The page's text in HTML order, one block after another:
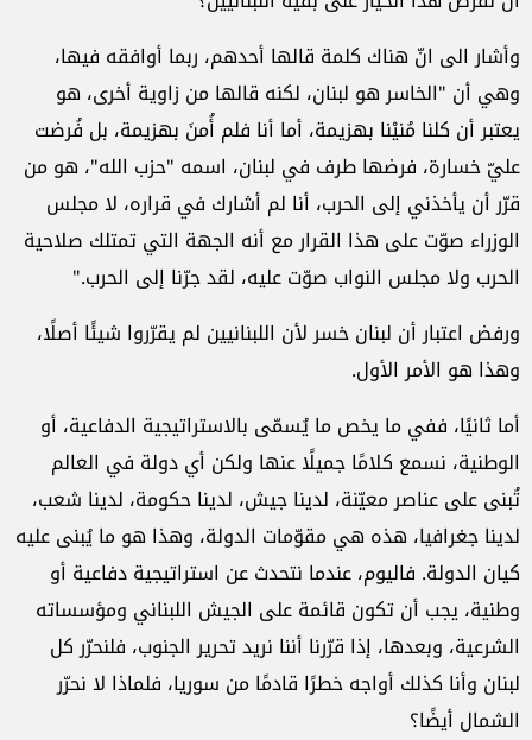
وأشار الى انّ هناك كلمة قالها أحدهم، ربما أوافقه فيها،
وهي أن "الخاسر هو لبنان، لكنه قالها من زاوية أخرى، هو
يعتبر أن كلنا مُنيْنا بهزيمة، أما أنا فلم أُمنَ بهزيمة، بل فُرضت
عليّ خسارة، فرضها طرف في لبنان، اسمه "حزب الله"، هو من
قرّر أن يأخذني إلى الحرب، أنا لم أشارك في قراره، لا مجلس
الوزراء صوّت على هذا القرار مع أنه الجهة التي تمتلك صلاحية
الحرب ولا مجلس النواب صوّت عليه، لقد جرّنا إلى الحرب."
ورفض اعتبار أن لبنان خسر لأن اللبنانيين لم يقرّروا شيئًا أصلًا،
وهذا هو الأمر الأول.
أما ثانيًا، ففي ما يخص ما يُسمّى بالاستراتيجية الدفاعية، أو
الوطنية، نسمع كلامًا جميلًا عنها ولكن أي دولة في العالم
تُبنى على عناصر معيّنة، لدينا جيش، لدينا حكومة، لدينا شعب،
لدينا جغرافيا، هذه هي مقوّمات الدولة، وهذا هو ما يُبنى عليه
كيان الدولة. فاليوم، عندما نتحدث عن استراتيجية دفاعية أو
وطنية، يجب أن تكون قائمة على الجيش اللبناني ومؤسساته
الشرعية، وبعدها، إذا قرّرنا أننا نريد تحرير الجنوب، فلنحرّر كل
لبنان وأنا كذلك أواجه خطرًا قادمًا من سوريا، فلماذا لا نحرّر
الشمال أيضًا؟